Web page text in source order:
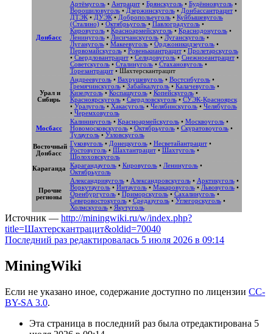
Донбасс
Артёмуголь• Антрацит• Брянскуголь• Будённовуголь•
Ворошиловуголь• Дзержинскуголь• Донбассантрацит•
ДТЭК• ДУЭК• Добропольеуголь• Куйбышевуголь
(Сталино)• Октябрьуголь• Павлоградуголь•
Кировуголь• Красноармейскуголь• Краснодонуголь•
Ленинуголь• Лисичанскуголь• Луганскуголь•
Лугануголь• Макеевуголь• Орджоникидзеуголь•
Первомайскуголь• Ровенькиантрацит• Пролетарскуголь
• Свердловантрацит• Селидовуголь• Снежноеантрацит•
Советскуголь• Сталинуголь• Стахановуголь•
Торезантрацит• Шахтерскантрацит
Урал и
Сибирь
Андреевуголь• Вахрушевуголь• Востсибуголь•
Гремячинскуголь• Забайкалуголь• Калачевуголь•
Кизелуголь• Коспашуголь• Копейскуголь•
Красноярскуголь• Свердловскуголь• СУЭК-Красноярск
• Уралуголь• Хакасуголь• Челябинскуголь• Челябуголь
• Черемховуголь
Мосбасс
Калининуголь• Красноармейскуголь• Москвоуголь•
Новомосковскуголь• Октябрьуголь• Скуратовоуголь•
Тулауголь• Узловскуголь
Восточный
Донбасс
Гуковуголь• Донецкуголь• Несветайантрацит•
Ростовуголь• Шахтантрацит• Шахтуголь•
Шолоховскуголь
Караганда
Карагандауголь• Кировуголь• Ленинуголь•
Октябрьуголь
Прочие
регионы
Александрияуголь• Александровскуголь• Арктикуголь•
Воркутауголь• Интауголь• Макаровуголь• Львовуголь•
Оренбургуголь• Приморскуголь• Сахалинуголь•
Северовостокуголь• Средазуголь• Углегорскуголь•
Холмскуголь• Якутуголь
Источник — http://miningwiki.ru/w/index.php?
title=Шахтерскантрацит&oldid=70040
Последний раз редактировалась 5 июля 2026 в 09:14
MiningWiki
Если не указано иное, содержание доступно по лицензии CC-
BY-SA 3.0.
Эта страница в последний раз была отредактирована 5